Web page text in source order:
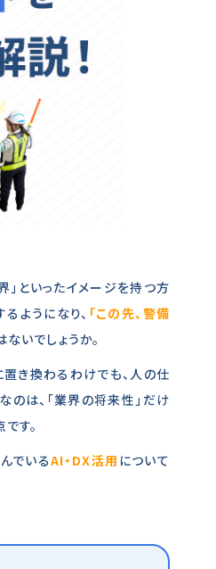
」といったイメージを持つ方
ようになり、 「この先、警備
いでしょうか。
き換わるわけでも、人の仕
は、「業界の将来性」だけ
す。
でいるAI・DX活用 について